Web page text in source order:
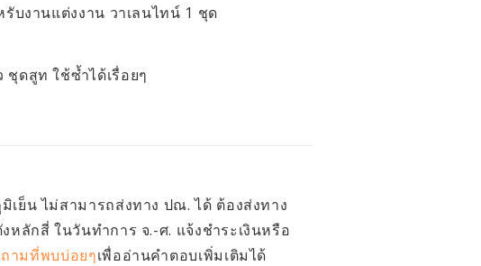
บงานแต่งงาน วาเลนไทน์ 1 ชุด
ชุดสูท ใช้ซ้ำได้เรื่อยๆ
ย็น ไม่สามารถส่งทาง ปณ. ได้ ต้องส่งทาง
ลักสี่ ในวันทำการ จ.-ศ. แจ้งชำระเงินหรือ
ามที่พบบ่อยๆเพื่ออ่านคำตอบเพิ่มเติมได้